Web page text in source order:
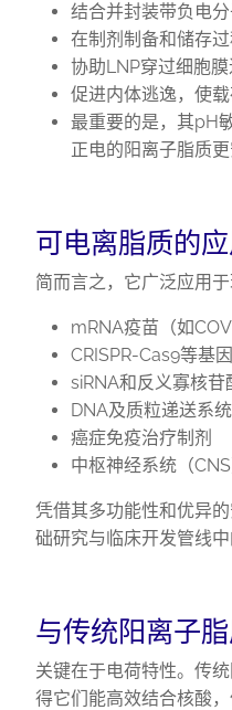
结合并封装带负电分
在制剂制备和储存
协助LNP穿过细胞
促进内体逃逸，使
最重要的是，其pH
正电的阳离子脂质
可电离脂质的
简而言之，它广泛应用于
mRNA疫苗（如
CRISPR-Cas9等基
siRNA和反义寡核苷
DNA及质粒递送系统
癌症免疫治疗制剂
中枢神经系统（
凭借其多功能性和优异
础研究与临床开发管线中
与传统阳离子脂
关键在于电荷特性。传
得它们能高效结合核酸